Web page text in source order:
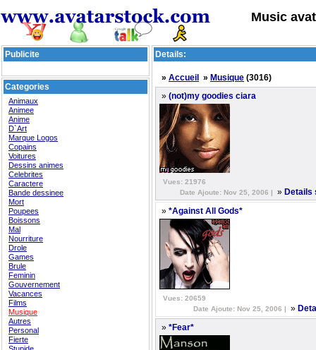
Music
Publicite
Categories
Animaux
Animee
Anime
D`Art
Marque Logos
Copains
Voitures
Dessins animes
Celebrites
Caractere
Bande dessinee
Mort
Poupees
Boissons
Mal
Nourriture
Drole
Games
Brule
Feminin
Gouvernement
Vacances
Films
Musique
Autres
Personal
Fierte
Details:
» Accueil » Musique (3016)
» (not)my goodies ciara
Vues: 21976
Date Ajoute: Nov 25, 2006 |
» Details
» *Against All Gods*
Vues: 20659
Date Ajoute: Nov 25, 2006 |
»
» *Fear*